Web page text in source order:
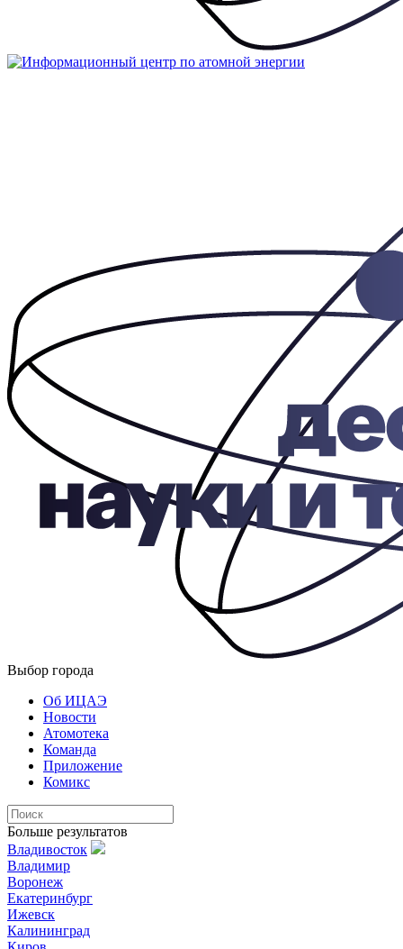
Выбор города
Об ИЦАЭ
Новости
Атомотека
Команда
Приложение
Комикс
Больше результатов
Владивосток
Владимир
Воронеж
Екатеринбург
Ижевск
Калининград